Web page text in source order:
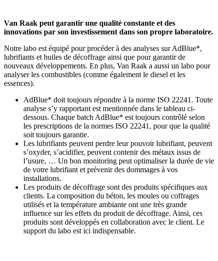
Van Raak peut garantir une qualité constante et des
innovations par son investissement dans son propre laboratoire.
Notre labo est équipé pour procéder à des analyses sur AdBlue*,
lubrifiants et huiles de décoffrage ainsi que pour garantir de
nouveaux développements. En plus, Van Raak a aussi un labo pour
analyser les combustibles (comme également le diesel et les
essences).
AdBlue* doit toujours répondre à la norme ISO 22241. Toute
analyse s’y rapportant est mentionnée dans le tableau ci-
dessous. Chaque batch AdBlue* est toujours contrôlé selon
les prescriptions de la normes ISO 22241, pour que la qualité
soit toujours garantie.
Les lubrifiants peuvent perdre leur pouvoir lubrifiant, peuvent
s’oxyder, s’acidifier, peuvent contenir des métaux issus de
l’usure, … Un bon monitoring peut optimaliser la durée de vie
de votre lubrifiant et prévenir des dommages à vos
installations.
Les produits de décoffrage sont des produits spécifiques aux
clients. La composition du béton, les moules ou coffrages
utilisés et la température ambiante ont une très grande
influence sur les effets du produit de décoffrage. Ainsi, ces
produits sont développés en collaboration avec le client. Le
support du labo est ici indispensable.